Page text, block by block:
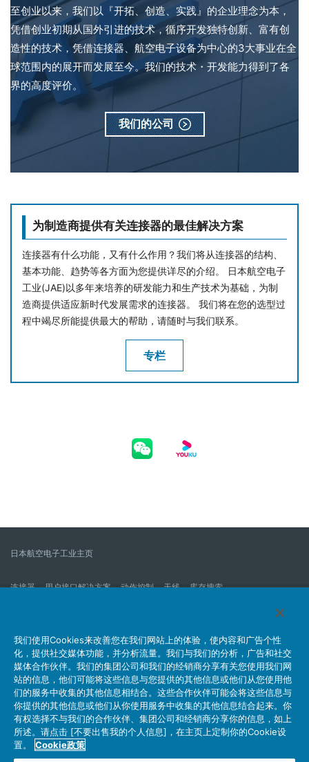
至创业以来，我们以『开拓、创造、实践』的企业理念为本，
凭借创业初期从国外引进的技术，循序开发独特创新、富有创
造性的技术，凭借连接器、航空电子设备为中心的3大事业在全
球范围内的展开而发展至今。我们的技术・开发能力得到了各
界的高度评价。
我们的公司
为制造商提供有关连接器的最佳解决方案
连接器有什么功能，又有什么作用？我们将从连接器的结构、
基本功能、趋势等各方面为您提供详尽的介绍。 日本航空电子
工业(JAE)以多年来培养的研发能力和生产技术为基础，为制
造商提供适应新时代发展需求的连接器。 我们将在您的选型过
程中竭尽所能提供最大的帮助，请随时与我们联系。
专栏
日本航空电子工业主页
连接器 用户接口解决方案 动作控制 天线 库存搜索
我们的公司 企业社会责任 IR消息 公司新到信息列表
产品信息新的列表
网站地图
联系我们
个人信息保护方针 JAE Cookie政策
关于利用本网站
社交媒体官方账号运营方针
我们使用Cookies来改善您在我们网站上的体验，使内容和广告个性
化，提供社交媒体功能，并分析流量。我们与我们的分析，广告和社交
媒体合作伙伴。我们的集团公司和我们的经销商分享有关您使用我们网
站的信息，他们可能将这些信息与您提供的其他信息或他们从您使用他
们的服务中收集的其他信息相结合。这些合作伙伴可能会将这些信息与
你提供的其他信息或他们从你使用服务中收集的其他信息结合起来。你
有权选择不与我们的合作伙伴、集团公司和经销商分享你的信息，如上
所述。请点击 [不要出售我的个人信息]，在主页上定制你的Cookie设
置。
Cookie政策